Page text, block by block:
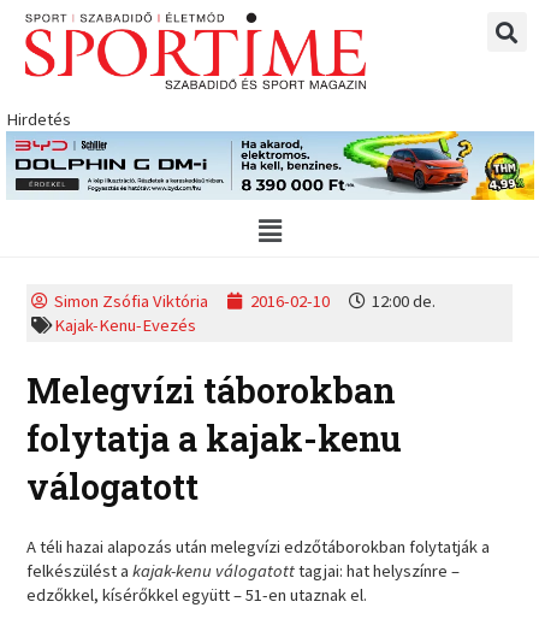
Skip
content
Hirdetés
Main
Menu
Simon Zsófia Viktória 2016-02-10
12:00 de.
Kajak-Kenu-Evezés
Melegvízi táborokban
folytatja a kajak-kenu
válogatott
A téli hazai alapozás után melegvízi edzőtáborokban folytatják a
felkészülést akajak-kenu válogatotttagjai: hat helyszínre –
edzőkkel, kísérőkkel együtt – 51-en utaznak el.